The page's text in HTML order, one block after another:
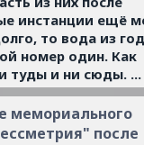
инстанции ещё
то вода из
номер один. Как
туды и ни сюды. ...
мемориального
после